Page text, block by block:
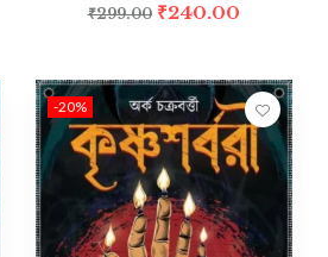
₹299.00 ₹240.00
-20%